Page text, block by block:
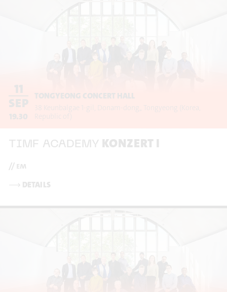
11
SEP
19.30
TONGYEONG CONCERT HALL
38 Keunbalgae 1-gil, Donam-dong, Tongyeong (Korea,
Republic of)
TIMF ACADEMY KONZERT I
// em
⟶ DETAILS